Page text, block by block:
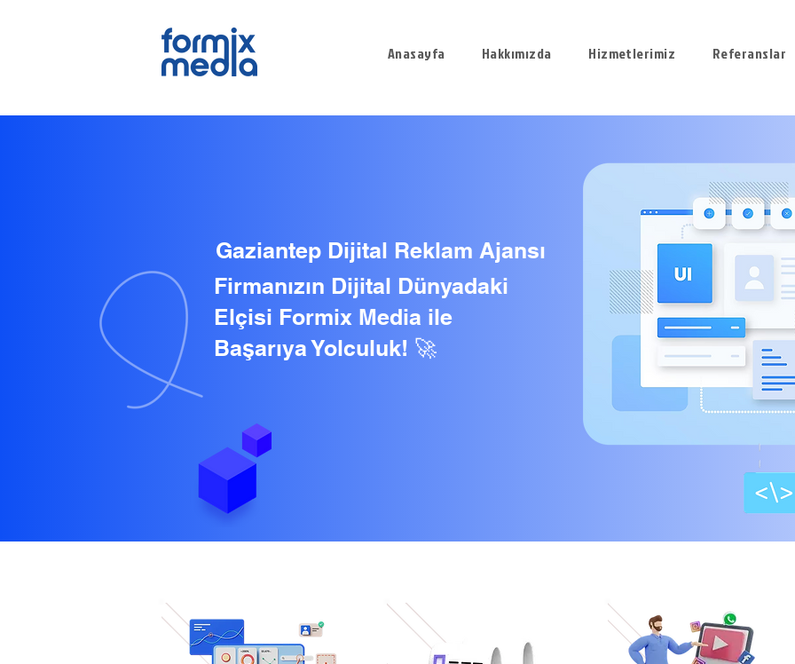
Anasayfa Hakkımızda Hizmetlerimiz Referanslar
Gaziantep Dijital Reklam Ajansı
Firmanızın Dijital Dünyadaki
Elçisi Formix Media ile
Başarıya Yolculuk! 🚀